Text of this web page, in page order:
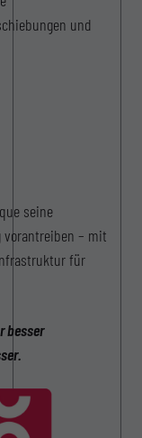
und
seine
vorantreiben – mit
für
besser